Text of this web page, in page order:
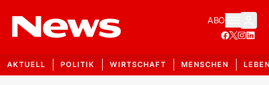
ABO
AKTUELL POLITIK WIRTSCHAFT MENSCHEN